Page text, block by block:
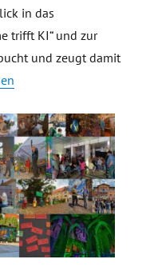
in das
trifft KI“ und zur
und zeugt damit
Einladung